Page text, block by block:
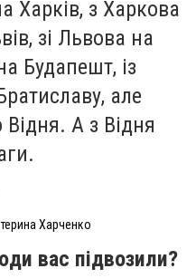
Харків, з Харкова
зі Львова на
Будапешт, із
але
А з Відня
Харченко
вас підвозили?